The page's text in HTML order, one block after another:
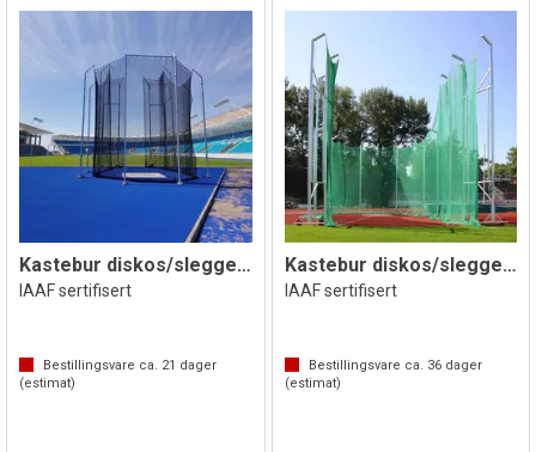
Kastebur diskos/slegge 8-10,5 meter
IAAF sertifisert
Bestillingsvare ca. 21 dager
(estimat)
Kastebur diskos/slegge 7-10
IAAF sertifisert
Bestillingsvare ca. 36dager
(estimat)